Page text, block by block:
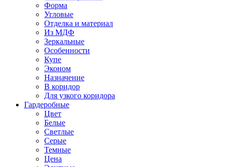
Форма
Угловые
Отделка и материал
Из МДФ
Зеркальные
Особенности
Купе
Эконом
Назначение
В коридор
Для узкого коридора
Гардеробные
Цвет
Белые
Светлые
Серые
Темные
Цена